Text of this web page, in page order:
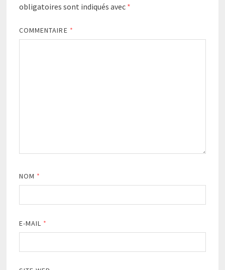
obligatoires sont indiqués avec *
COMMENTAIRE *
NOM *
E-MAIL *